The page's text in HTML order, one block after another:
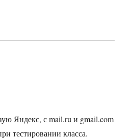
Яндекс, с mail.ru и gmail.com
тестировании класса.